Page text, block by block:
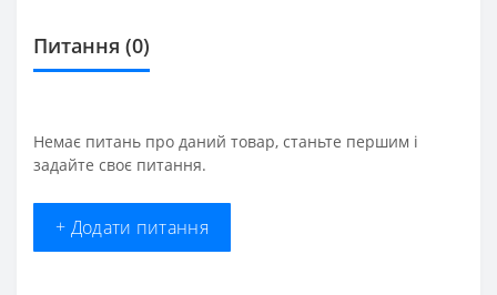
Питання (0)
Немає питань про даний товар, станьте першим і
задайте своє питання.
+ Додати питання